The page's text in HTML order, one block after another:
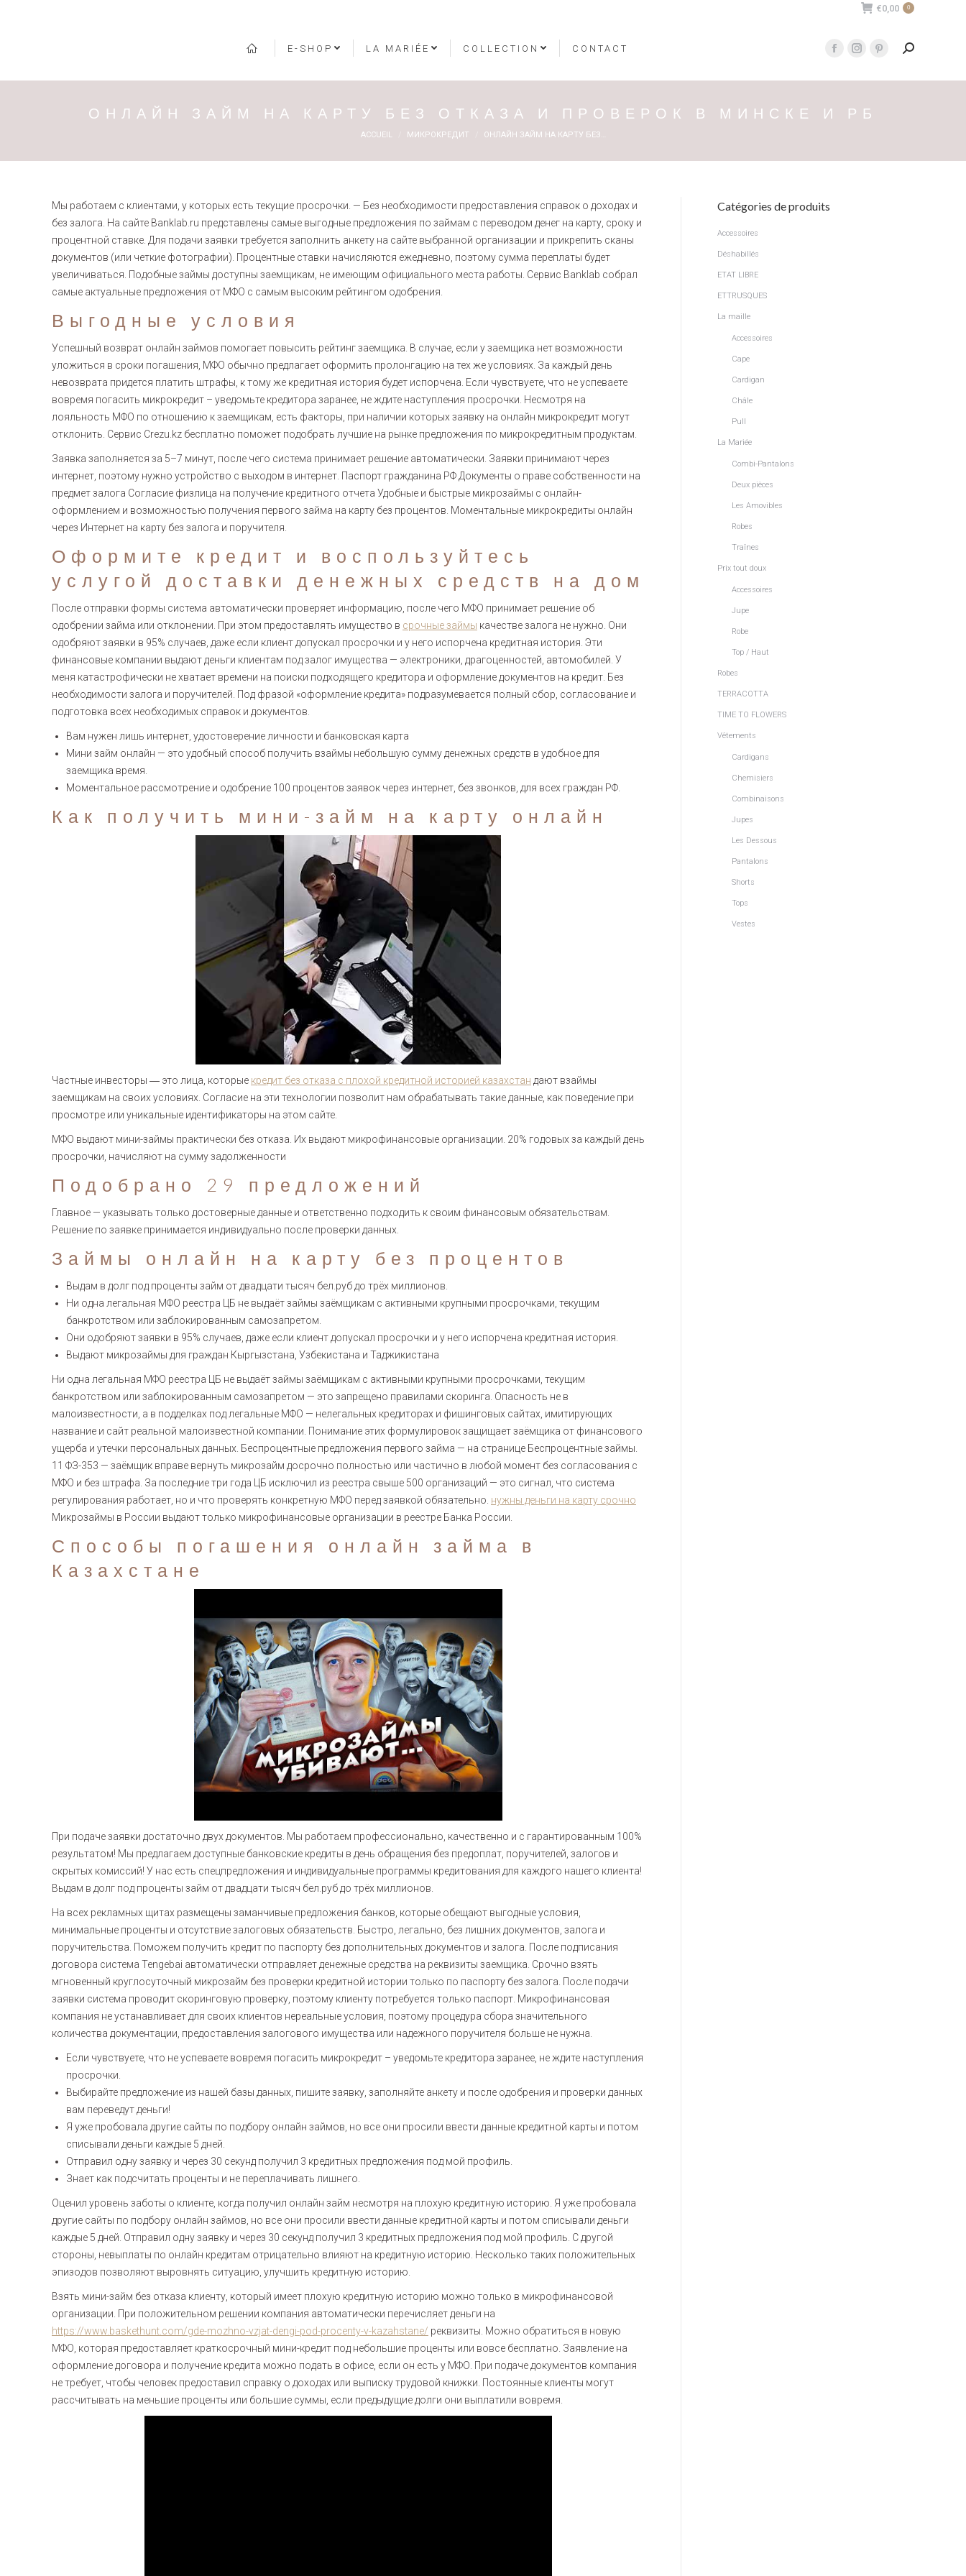
€0,00 0
E-SHOP LA MARIÉE COLLECTION CONTACT
Facebook
Instagram
in
PinterestRecherche
ОНЛАЙН ЗАЙМ НА КАРТУ БЕЗ ОТКАЗА И ПРОВЕРОК В МИНСКЕ И РБ
Vous êtes ici :
ACCUEIL МИКРОКРЕДИТ ОНЛАЙН ЗАЙМ НА КАРТУ БЕЗ…
Мы работаем с клиентами, у которых есть текущие просрочки. — Без необходимости предоставления справок о доходах и
без залога. На сайте Banklab.ru представлены самые выгодные предложения по займам с переводом денег на карту, сроку и
процентной ставке. Для подачи заявки требуется заполнить анкету на сайте выбранной организации и прикрепить сканы
документов (или четкие фотографии). Процентные ставки начисляются ежедневно, поэтому сумма переплаты будет
увеличиваться. Подобные займы доступны заемщикам, не имеющим официального места работы. Сервис Banklab собрал
самые актуальные предложения от МФО с самым высоким рейтингом одобрения.
Выгодные условия
Успешный возврат онлайн займов помогает повысить рейтинг заемщика. В случае, если у заемщика нет возможности
уложиться в сроки погашения, МФО обычно предлагает оформить пролонгацию на тех же условиях. За каждый день
невозврата придется платить штрафы, к тому же кредитная история будет испорчена. Если чувствуете, что не успеваете
вовремя погасить микрокредит – уведомьте кредитора заранее, не ждите наступления просрочки. Несмотря на
лояльность МФО по отношению к заемщикам, есть факторы, при наличии которых заявку на онлайн микрокредит могут
отклонить. Сервис Crezu.kz бесплатно поможет подобрать лучшие на рынке предложения по микрокредитным продуктам.
Заявка заполняется за 5–7 минут, после чего система принимает решение автоматически. Заявки принимают через
интернет, поэтому нужно устройство с выходом в интернет. Паспорт гражданина РФ Документы о праве собственности на
предмет залога Согласие физлица на получение кредитного отчета Удобные и быстрые микрозаймы с онлайн-
оформлением и возможностью получения первого займа на карту без процентов. Моментальные микрокредиты онлайн
через Интернет на карту без залога и поручителя.
Оформите кредит и воспользуйтесь
услугой доставки денежных средств на дом
После отправки формы система автоматически проверяет информацию, после чего МФО принимает решение об
одобрении займа или отклонении. При этом предоставлять имущество в срочные займы качестве залога не нужно. Они
одобряют заявки в 95% случаев, даже если клиент допускал просрочки и у него испорчена кредитная история. Эти
финансовые компании выдают деньги клиентам под залог имущества — электроники, драгоценностей, автомобилей. У
меня катастрофически не хватает времени на поиски подходящего кредитора и оформление документов на кредит. Без
необходимости залога и поручителей. Под фразой «оформление кредита» подразумевается полный сбор, согласование и
подготовка всех необходимых справок и документов.
Вам нужен лишь интернет, удостоверение личности и банковская карта
Мини займ онлайн — это удобный способ получить взаймы небольшую сумму денежных средств в удобное для
заемщика время.
Моментальное рассмотрение и одобрение 100 процентов заявок через интернет, без звонков, для всех граждан РФ.
Как получить мини-займ на карту онлайн
Частные инвесторы ― это лица, которые кредит без отказа с плохой кредитной историей казахстан дают взаймы
заемщикам на своих условиях. Согласие на эти технологии позволит нам обрабатывать такие данные, как поведение при
просмотре или уникальные идентификаторы на этом сайте.
МФО выдают мини-займы практически без отказа. Их выдают микрофинансовые организации. 20% годовых за каждый день
просрочки, начисляют на сумму задолженности
Подобрано 29 предложений
Главное — указывать только достоверные данные и ответственно подходить к своим финансовым обязательствам.
Решение по заявке принимается индивидуально после проверки данных.
Займы онлайн на карту без процентов
Выдам в долг под проценты займ от двадцати тысяч бел.руб до трёх миллионов.
Ни одна легальная МФО реестра ЦБ не выдаёт займы заёмщикам с активными крупными просрочками, текущим
банкротством или заблокированным самозапретом.
Они одобряют заявки в 95% случаев, даже если клиент допускал просрочки и у него испорчена кредитная история.
Выдают микрозаймы для граждан Кыргызстана, Узбекистана и Таджикистана
Ни одна легальная МФО реестра ЦБ не выдаёт займы заёмщикам с активными крупными просрочками, текущим
банкротством или заблокированным самозапретом — это запрещено правилами скоринга. Опасность не в
малоизвестности, а в подделках под легальные МФО — нелегальных кредиторах и фишинговых сайтах, имитирующих
название и сайт реальной малоизвестной компании. Понимание этих формулировок защищает заёмщика от финансового
ущерба и утечки персональных данных. Беспроцентные предложения первого займа — на странице Беспроцентные займы.
11 ФЗ-353 — заёмщик вправе вернуть микрозайм досрочно полностью или частично в любой момент без согласования с
МФО и без штрафа. За последние три года ЦБ исключил из реестра свыше 500 организаций — это сигнал, что система
регулирования работает, но и что проверять конкретную МФО перед заявкой обязательно. нужны деньги на карту срочно
Микрозаймы в России выдают только микрофинансовые организации в реестре Банка России.
Способы погашения онлайн займа в
Казахстане
При подаче заявки достаточно двух документов. Мы работаем профессионально, качественно и с гарантированным 100%
результатом! Мы предлагаем доступные банковские кредиты в день обращения без предоплат, поручителей, залогов и
скрытых комиссий! У нас есть спецпредложения и индивидуальные программы кредитования для каждого нашего клиента!
Выдам в долг под проценты займ от двадцати тысяч бел.руб до трёх миллионов.
На всех рекламных щитах размещены заманчивые предложения банков, которые обещают выгодные условия,
минимальные проценты и отсутствие залоговых обязательств. Быстро, легально, без лишних документов, залога и
поручительства. Поможем получить кредит по паспорту без дополнительных документов и залога. После подписания
договора система Tengebai автоматически отправляет денежные средства на реквизиты заемщика. Срочно взять
мгновенный круглосуточный микрозайм без проверки кредитной истории только по паспорту без залога. После подачи
заявки система проводит скоринговую проверку, поэтому клиенту потребуется только паспорт. Микрофинансовая
компания не устанавливает для своих клиентов нереальные условия, поэтому процедура сбора значительного
количества документации, предоставления залогового имущества или надежного поручителя больше не нужна.
Если чувствуете, что не успеваете вовремя погасить микрокредит – уведомьте кредитора заранее, не ждите наступления
просрочки.
Выбирайте предложение из нашей базы данных, пишите заявку, заполняйте анкету и после одобрения и проверки данных
вам переведут деньги!
Я уже пробовала другие сайты по подбору онлайн займов, но все они просили ввести данные кредитной карты и потом
списывали деньги каждые 5 дней.
Отправил одну заявку и через 30 секунд получил 3 кредитных предложения под мой профиль.
Знает как подсчитать проценты и не переплачивать лишнего.
Оценил уровень заботы о клиенте, когда получил онлайн займ несмотря на плохую кредитную историю. Я уже пробовала
другие сайты по подбору онлайн займов, но все они просили ввести данные кредитной карты и потом списывали деньги
каждые 5 дней. Отправил одну заявку и через 30 секунд получил 3 кредитных предложения под мой профиль. С другой
стороны, невыплаты по онлайн кредитам отрицательно влияют на кредитную историю. Несколько таких положительных
эпизодов позволяют выровнять ситуацию, улучшить кредитную историю.
Взять мини-займ без отказа клиенту, который имеет плохую кредитную историю можно только в микрофинансовой
организации. При положительном решении компания автоматически перечисляет деньги на
https://www.baskethunt.com/gde-mozhno-vzjat-dengi-pod-procenty-v-kazahstane/ реквизиты. Можно обратиться в новую
МФО, которая предоставляет краткосрочный мини-кредит под небольшие проценты или вовсе бесплатно. Заявление на
оформление договора и получение кредита можно подать в офисе, если он есть у МФО. При подаче документов компания
не требует, чтобы человек предоставил справку о доходах или выписку трудовой книжки. Постоянные клиенты могут
рассчитывать на меньшие проценты или большие суммы, если предыдущие долги они выплатили вовремя.
Catégories de produits
Accessoires
Déshabillés
ETAT LIBRE
ETTRUSQUES
La maille
Accessoires
Cape
Cardigan
Châle
Pull
La Mariée
Combi-Pantalons
Deux pièces
Les Amovibles
Robes
Traînes
Prix tout doux
Accessoires
Jupe
Robe
Top / Haut
Robes
TERRACOTTA
TIME TO FLOWERS
Vêtements
Cardigans
Chemisiers
Combinaisons
Jupes
Les Dessous
Pantalons
Shorts
Tops
Vestes